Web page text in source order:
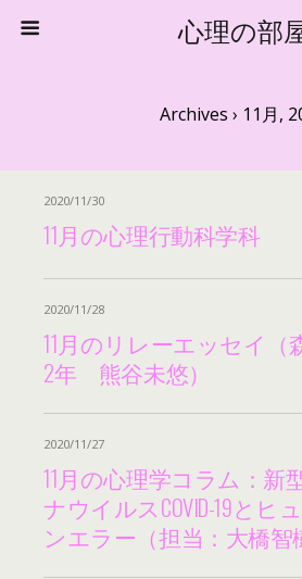
心理の部
Archives › 11月,
2020/11/30
11月の心理行動科学科
2020/11/28
11月のリレーエッセイ（
2年 熊谷未悠）
2020/11/27
11月の心理学コラム：新
ナウイルスCOVID-19とヒ
ンエラー（担当：大橋智